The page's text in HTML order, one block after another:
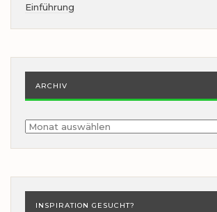
Einführung
ARCHIV
Archiv
INSPIRATION GESUCHT?